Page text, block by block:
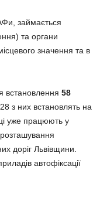
займається
та органи
значення та в
встановлення 58
з них встановлять на
уже працюють у
доріг Львівщини.
автофіксації